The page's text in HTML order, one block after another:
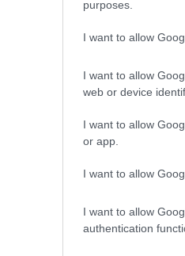
purposes.
I want to allow
I want to allow
web or device
I want to allow
or app.
I want to allow
I want to allow
authentication
horoszkópban a